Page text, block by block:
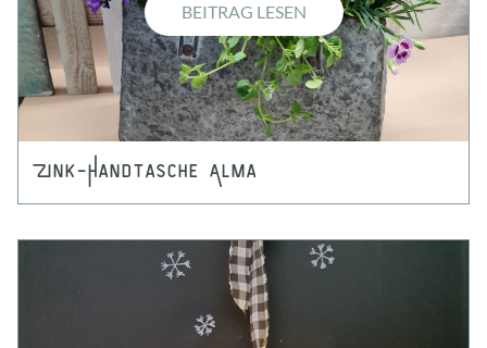
Zink-Handtasche Alma
BEITRAG LESEN